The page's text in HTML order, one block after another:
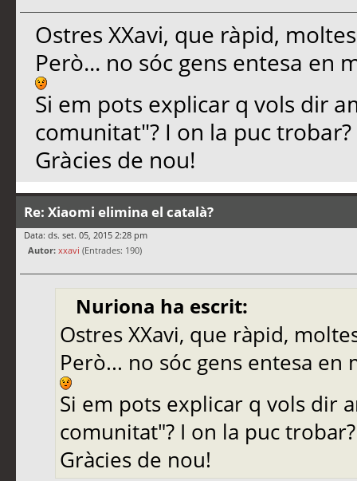
Ostres XXavi, que ràpid,
Però... no sóc gens entesa en
Si em pots explicar q vols dir
comunitat"? I on la puc trobar?
Gràcies de nou!
Re: Xiaomi elimina el català?
Data: ds. set. 05, 2015 2:28 pm
Autor: xxavi (Entrades: 190)
Nuriona ha escrit:
Ostres XXavi, que ràpid,
Però... no sóc gens entesa en
Si em pots explicar q vols dir
comunitat"? I on la puc trobar?
Gràcies de nou!